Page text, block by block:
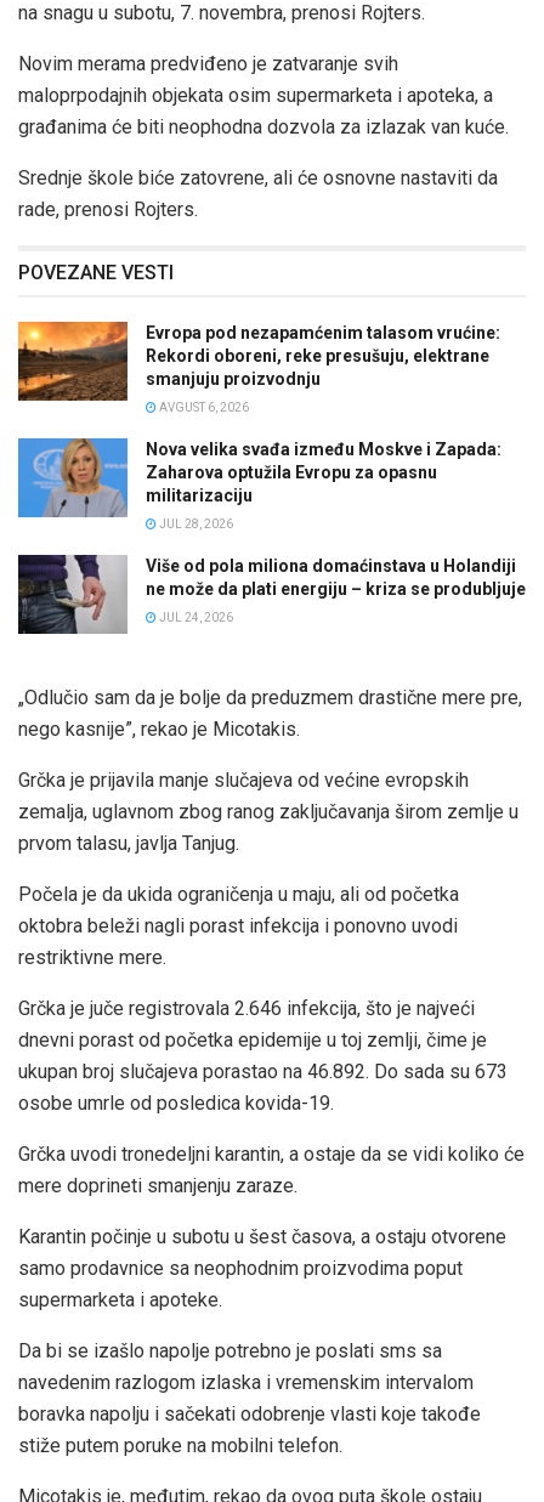
na snagu u subotu, 7. novembra, prenosi Rojters.
Novim merama predviđeno je zatvaranje svih
maloprpodajnih objekata osim supermarketa i apoteka, a
građanima će biti neophodna dozvola za izlazak van kuće.
Srednje škole biće zatovrene, ali će osnovne nastaviti da
rade, prenosi Rojters.
POVEZANE VESTI
Evropa pod nezapamćenim talasom vrućine:
Rekordi oboreni, reke presušuju, elektrane
smanjuju proizvodnju
AVGUST 6, 2026
Nova velika svađa između Moskve i Zapada:
Zaharova optužila Evropu za opasnu
militarizaciju
JUL 28, 2026
Više od pola miliona domaćinstava u Holandiji
ne može da plati energiju – kriza se produbljuje
JUL 24, 2026
„Odlučio sam da je bolje da preduzmem drastične mere pre,
nego kasnije”, rekao je Micotakis.
Grčka je prijavila manje slučajeva od većine evropskih
zemalja, uglavnom zbog ranog zaključavanja širom zemlje u
prvom talasu, javlja Tanjug.
Počela je da ukida ograničenja u maju, ali od početka
oktobra beleži nagli porast infekcija i ponovno uvodi
restriktivne mere.
Grčka je juče registrovala 2.646 infekcija, što je najveći
dnevni porast od početka epidemije u toj zemlji, čime je
ukupan broj slučajeva porastao na 46.892. Do sada su 673
osobe umrle od posledica kovida-19.
Grčka uvodi tronedeljni karantin, a ostaje da se vidi koliko će
mere doprineti smanjenju zaraze.
Karantin počinje u subotu u šest časova, a ostaju otvorene
samo prodavnice sa neophodnim proizvodima poput
supermarketa i apoteke.
Da bi se izašlo napolje potrebno je poslati sms sa
navedenim razlogom izlaska i vremenskim intervalom
boravka napolju i sačekati odobrenje vlasti koje takođe
stiže putem poruke na mobilni telefon.
Micotakis je, međutim, rekao da ovog puta škole ostaju